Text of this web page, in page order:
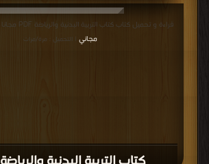
قراءة و تحميل كتاب كتاب التربية البدنية والرياضة PDF مجانا | مكتبة >
مجاني | التحميل : مرة/مرات